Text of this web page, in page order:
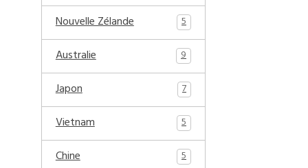
Nouvelle Zélande 5
Australie 9
Japon 7
Vietnam 5
Chine 5